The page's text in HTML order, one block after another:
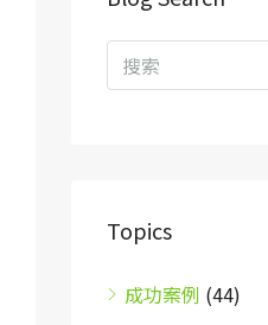
Topics
成功案例 (44)